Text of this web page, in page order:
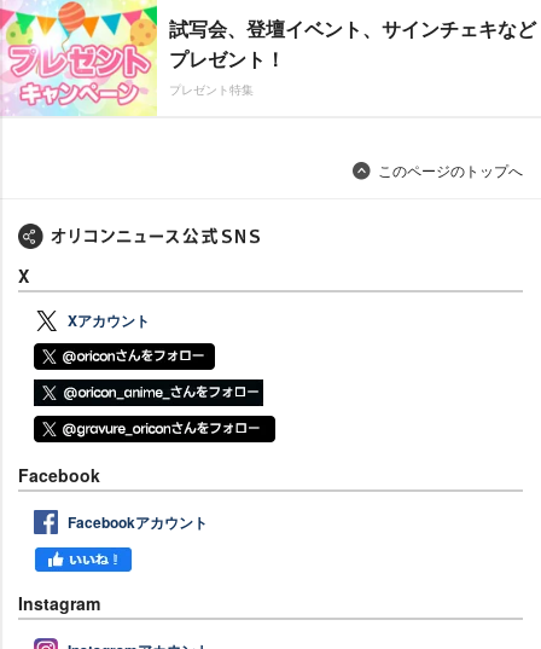
試写会、登壇イベント、サインチェキなど
プレゼント！
プレゼント特集
このページのトップへ
X
Xアカウント
Facebook
Facebookアカウント
Instagram